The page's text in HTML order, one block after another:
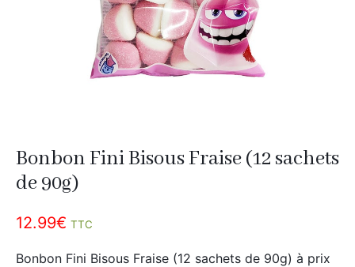
Bonbon Fini Bisous Fraise (12 sachets
de 90g)
12.99€ TTC
Bonbon Fini Bisous Fraise (12 sachets de 90g) à prix
Al Fakher
Cristal Puff
50ml
100ml